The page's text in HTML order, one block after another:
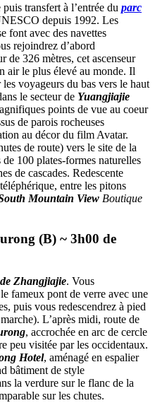
transfert à l’entrée du parc
depuis 1992. Les
font avec des navettes
rejoindrez d’abord
de 326 mètres, cet ascenseur
air le plus élevé au monde. Il
voyageurs du bas vers le haut
le secteur de Yuangjiajie
points de vue au coeur
de parois rocheuses
au décor du film Avatar.
de route) vers le site de la
de 100 plates-formes naturelles
de cascades. Redescente
entre les pitons
Mountain View Boutique
(B) ~ 3h00 de
Zhangjiajie. Vous
fameux pont de verre avec une
puis vous redescendrez à pied
L’après midi, route de
, accrochée en arc de cercle
peu visitée par les occidentaux.
Hotel, aménagé en espalier
bâtiment de style
la verdure sur le flanc de la
sur les chutes.